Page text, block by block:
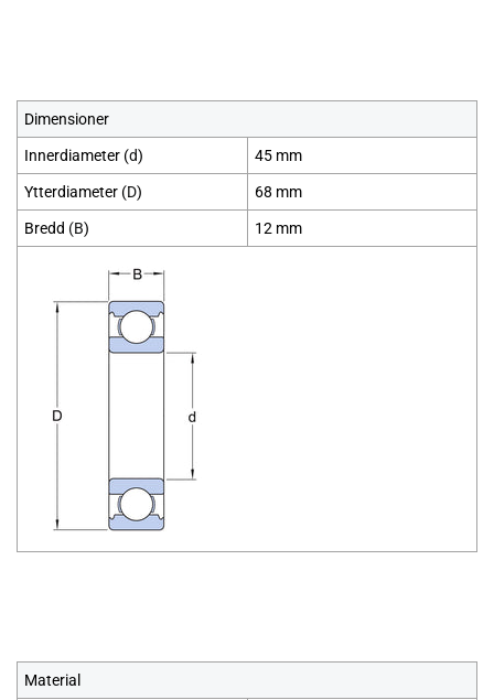
Dimensioner
Innerdiameter (d) 45 mm
Ytterdiameter (D) 68 mm
Bredd (B) 12 mm
Material